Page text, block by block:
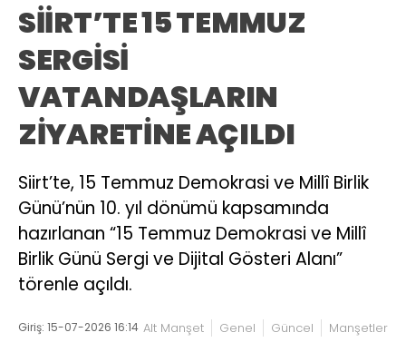
SİİRT’TE 15 TEMMUZ
SERGİSİ
VATANDAŞLARIN
ZİYARETİNE AÇILDI
Siirt’te, 15 Temmuz Demokrasi ve Millî Birlik
Günü’nün 10. yıl dönümü kapsamında
hazırlanan “15 Temmuz Demokrasi ve Millî
Birlik Günü Sergi ve Dijital Gösteri Alanı”
törenle açıldı.
Giriş: 15-07-2026 16:14 Alt Manşet Genel Güncel Manşetler